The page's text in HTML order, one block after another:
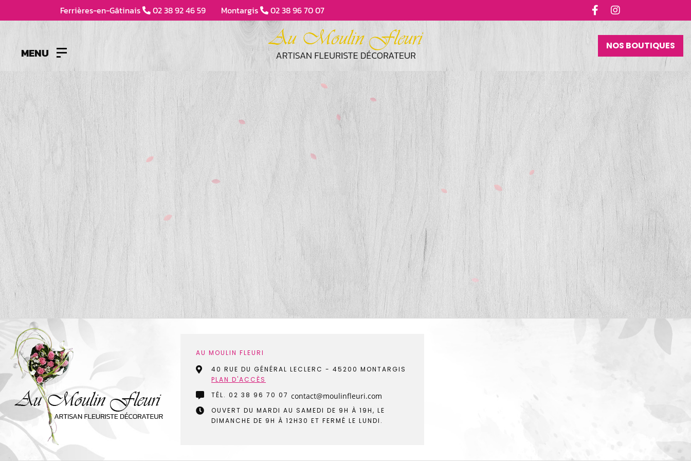
Ferrières-en-Gâtinais 02 38 92 46 59 Montargis 02 38 96 70 07
MENU NOS BOUTIQUES
AU MOULIN FLEURI
40 RUE DU GÉNÉRAL LECLERC - 45200 MONTARGIS
PLAN D'ACCÈS
TÉL. 02 38 96 70 07
OUVERT DU MARDI AU SAMEDI DE 9H À 19H, LE
DIMANCHE DE 9H À 12H30 ET FERMÉ LE LUNDI.